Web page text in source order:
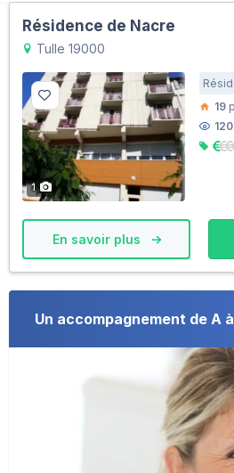
Résidence de Nacre
Tulle 19000
1
19
120
En savoir plus
Un accompagnement de A